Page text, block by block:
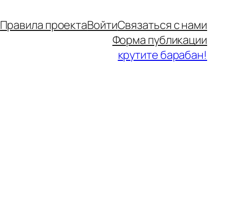
Правила проектаВойтиСвязаться с нами
Форма публикации
крутите барабан!